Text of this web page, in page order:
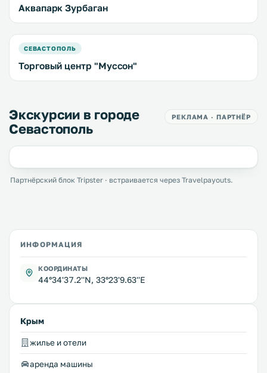
Аквапарк Зурбаган
СЕВАСТОПОЛЬ
Торговый центр "Муссон"
Экскурсии в городе
Севастополь
РЕКЛАМА · ПАРТНЁР
Партнёрский блок Tripster · встраивается через Travelpayouts.
ИНФОРМАЦИЯ
КООРДИНАТЫ
44°34'37.2''N, 33°23'9.63''E
Крым
жилье и отели
аренда машины